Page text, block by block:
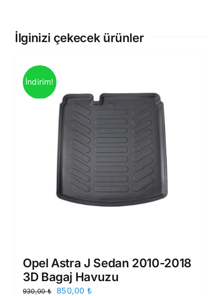
İlginizi çekecek ürünler
İndirim!
Opel Astra J Sedan 2010-2018
3D Bagaj Havuzu
930,00₺
Orijinal
850,00 ₺